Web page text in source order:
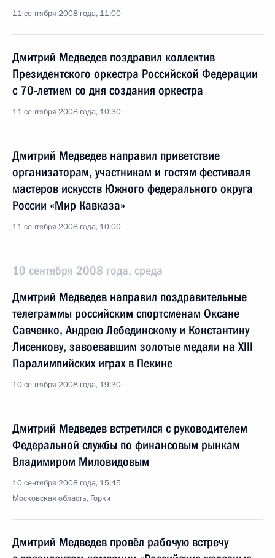
11 сентября 2008 года, 11:00
Дмитрий Медведев поздравил коллектив
Президентского оркестра Российской Федерации
с 70-летием со дня создания оркестра
11 сентября 2008 года, 10:30
Дмитрий Медведев направил приветствие
организаторам, участникам и гостям фестиваля
мастеров искусств Южного федерального округа
России «Мир Кавказа»
11 сентября 2008 года, 10:00
10 сентября 2008 года, среда
Дмитрий Медведев направил поздравительные
телеграммы российским спортсменам Оксане
Савченко, Андрею Лебединскому и Константину
Лисенкову, завоевавшим золотые медали на XIII
Паралимпийских играх в Пекине
10 сентября 2008 года, 19:30
Дмитрий Медведев встретился с руководителем
Федеральной службы по финансовым рынкам
Владимиром Миловидовым
10 сентября 2008 года, 15:45
Московская область, Горки
Дмитрий Медведев провёл рабочую встречу